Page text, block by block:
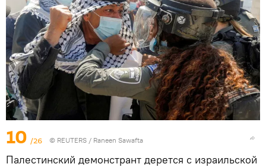
10 /26 © REUTERS / Raneen Sawafta
Палестинский демонстрант дерется с израильской